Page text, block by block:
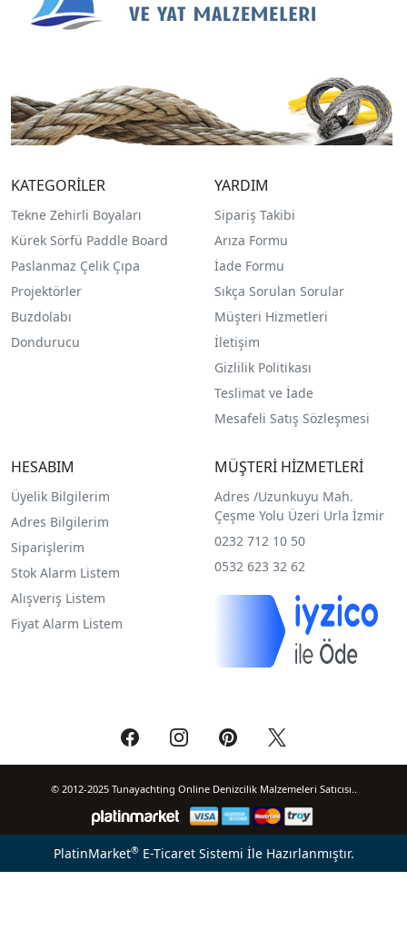
KATEGORİLER
Tekne Zehirli Boyaları
Kürek Sörfü Paddle Board
Paslanmaz Çelik Çıpa
Projektörler
Buzdolabı
Dondurucu
YARDIM
Sipariş Takibi
Arıza Formu
İade Formu
Sıkça Sorulan Sorular
Müşteri Hizmetleri
İletişim
Gizlilik Politikası
Teslimat ve İade
Mesafeli Satış Sözleşmesi
HESABIM
Üyelik Bilgilerim
Adres Bilgilerim
Siparişlerim
Stok Alarm Listem
Alışveriş Listem
Fiyat Alarm Listem
MÜŞTERİ HİZMETLERİ
Adres /Uzunkuyu Mah.
Çeşme Yolu Üzeri Urla İzmir
0232 712 10 50
0532 623 32 62
© 2012-2025 Tunayachting Online Denizcilik Malzemeleri Satıcısı..
PlatinMarket®E-Ticaret Sistemi İle Hazırlanmıştır.